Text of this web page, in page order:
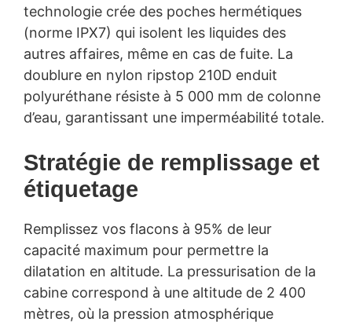
technologie crée des poches hermétiques
(norme IPX7) qui isolent les liquides des
autres affaires, même en cas de fuite. La
doublure en nylon ripstop 210D enduit
polyuréthane résiste à 5 000 mm de colonne
d’eau, garantissant une imperméabilité totale.
Stratégie de remplissage et
étiquetage
Remplissez vos flacons à 95% de leur
capacité maximum pour permettre la
dilatation en altitude. La pressurisation de la
cabine correspond à une altitude de 2 400
mètres, où la pression atmosphérique